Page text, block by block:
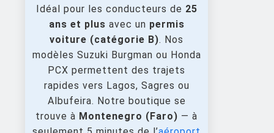
Idéal pour les conducteurs de 25
ans et plus avec un permis
voiture (catégorie B). Nos
modèles Suzuki Burgman ou Honda
PCX permettent des trajets
rapides vers Lagos, Sagres ou
Albufeira. Notre boutique se
trouve à Montenegro (Faro) — à